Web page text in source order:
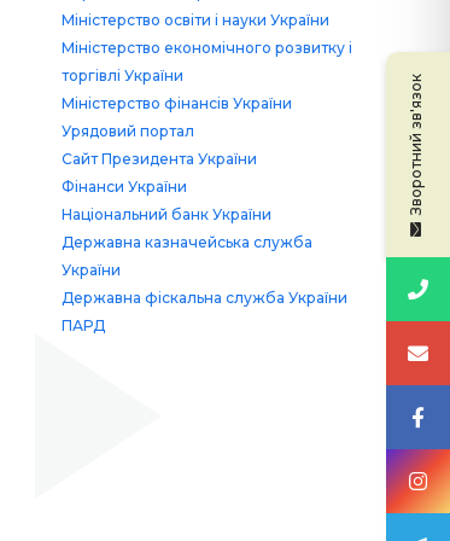
Міністерство освіти і науки України
Міністерство економічного розвитку і
торгівлі України
Міністерство фінансів України
Урядовий портал
Сайт Президента України
Фінанси України
Національний банк України
Державна казначейська служба
України
Державна фіскальна служба України
ПАРД
Зворотний зв'язок